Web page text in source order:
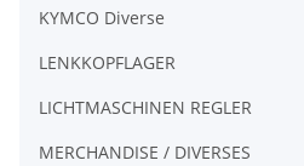
KYMCO Diverse
LENKKOPFLAGER
LICHTMASCHINEN REGLER
MERCHANDISE / DIVERSES